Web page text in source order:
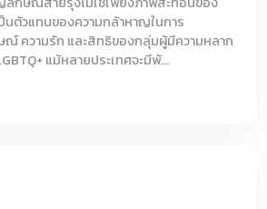
นตัวแทนของความกล้าหาญในการ
ความรัก และสิทธิของกลุ่มผู้มีความหลาก
แม้หลายประเทศจะมีพั...